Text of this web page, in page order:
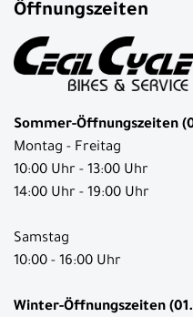
Öffnungszeiten
Sommer-Öffnungszeiten
Montag - Freitag
10:00 Uhr - 13:00 Uhr
14:00 Uhr - 19:00 Uhr
Samstag
10:00 - 16:00 Uhr
Winter-Öffnungszeiten